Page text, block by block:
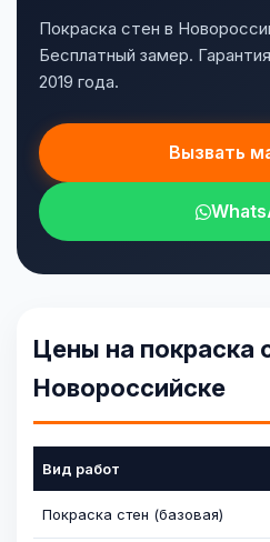
Покраска стен в
Бесплатный замер.
2019 года.
Вызвать
Цены на покраска
Новороссийске
Вид работ
Покраска стен (базовая)